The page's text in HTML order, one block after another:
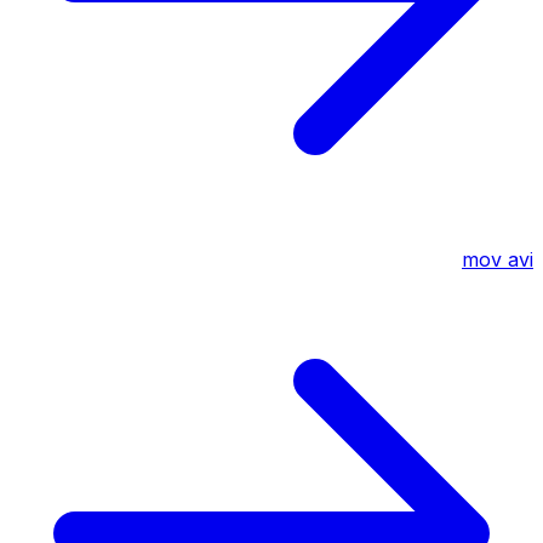
mov avi